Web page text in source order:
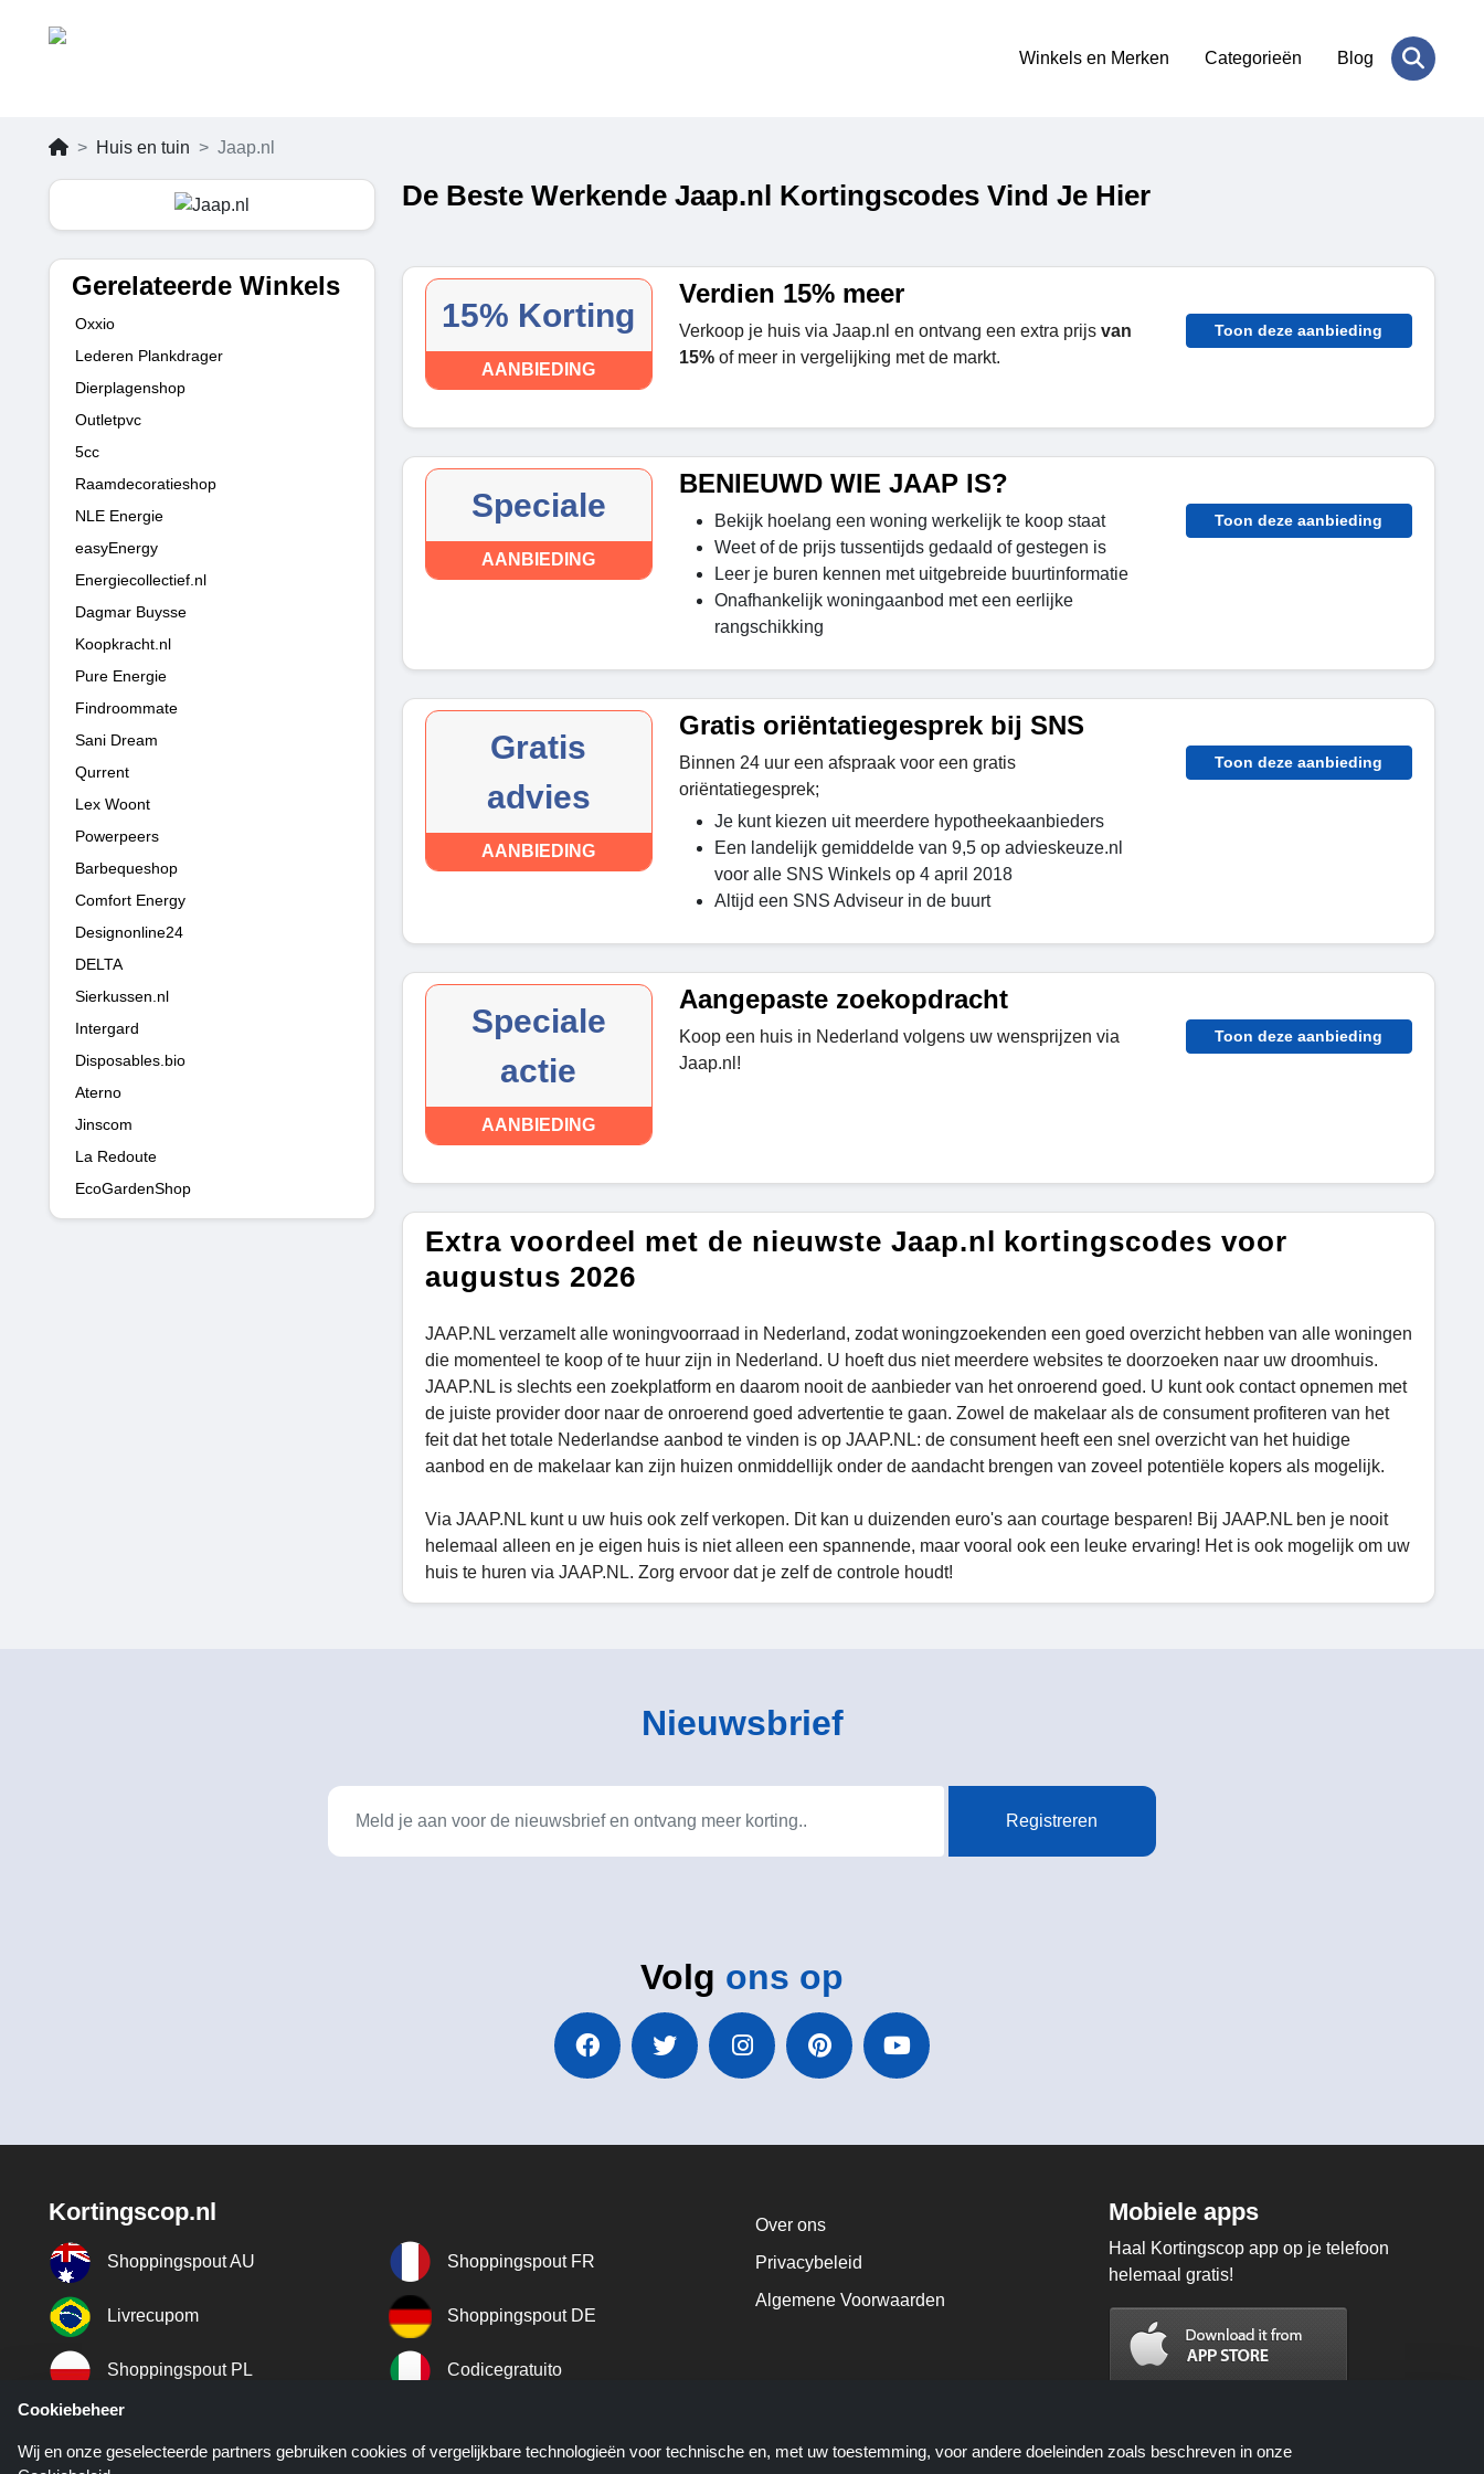
Winkels en Merken Categorieën Blog
Huis en tuin Jaap.nl
Gerelateerde Winkels
Oxxio
Lederen Plankdrager
Dierplagenshop
Outletpvc
5cc
Raamdecoratieshop
NLE Energie
easyEnergy
Energiecollectief.nl
Dagmar Buysse
Koopkracht.nl
Pure Energie
Findroommate
Sani Dream
Qurrent
Lex Woont
Powerpeers
Barbequeshop
Comfort Energy
Designonline24
DELTA
Sierkussen.nl
Intergard
Disposables.bio
Aterno
Jinscom
La Redoute
EcoGardenShop
De Beste Werkende Jaap.nl Kortingscodes Vind Je Hier
15% Korting
AANBIEDING
Verdien 15% meer
Verkoop je huis via Jaap.nl en ontvang een extra prijsvan
15% of meer in vergelijking met de markt.
Toon deze aanbieding
Speciale
AANBIEDING
BENIEUWD WIE JAAP IS?
Bekijk hoelang een woning werkelijk te koop staat
Weet of de prijs tussentijds gedaald of gestegen is
Leer je buren kennen met uitgebreide buurtinformatie
Onafhankelijk woningaanbod met een eerlijke
rangschikking
Toon deze aanbieding
Gratis
advies
AANBIEDING
Gratis oriëntatiegesprek bij SNS
Binnen 24 uur een afspraak voor een gratis
oriëntatiegesprek;
Je kunt kiezen uit meerdere hypotheekaanbieders
Een landelijk gemiddelde van 9,5 op advieskeuze.nl
voor alle SNS Winkels op 4 april 2018
Altijd een SNS Adviseur in de buurt
Toon deze aanbieding
Speciale
actie
AANBIEDING
Aangepaste zoekopdracht
Koop een huis in Nederland volgens uw wensprijzen via
Jaap.nl!
Toon deze aanbieding
Extra voordeel met de nieuwste Jaap.nl kortingscodes voor
augustus 2026
JAAP.NL verzamelt alle woningvoorraad in Nederland, zodat woningzoekenden een goed overzicht hebben van alle woningen
die momenteel te koop of te huur zijn in Nederland. U hoeft dus niet meerdere websites te doorzoeken naar uw droomhuis.
JAAP.NL is slechts een zoekplatform en daarom nooit de aanbieder van het onroerend goed. U kunt ook contact opnemen met
de juiste provider door naar de onroerend goed advertentie te gaan. Zowel de makelaar als de consument profiteren van het
feit dat het totale Nederlandse aanbod te vinden is op JAAP.NL: de consument heeft een snel overzicht van het huidige
aanbod en de makelaar kan zijn huizen onmiddellijk onder de aandacht brengen van zoveel potentiële kopers als mogelijk.
Via JAAP.NL kunt u uw huis ook zelf verkopen. Dit kan u duizenden euro's aan courtage besparen! Bij JAAP.NL ben je nooit
helemaal alleen en je eigen huis is niet alleen een spannende, maar vooral ook een leuke ervaring! Het is ook mogelijk om uw
huis te huren via JAAP.NL. Zorg ervoor dat je zelf de controle houdt!
Nieuwsbrief
Registreren
Volg ons op
Kortingscop.nl
Shoppingspout AU Shoppingspout FR
Livrecupom Shoppingspout DE
Shoppingspout PL Codicegratuito
Over ons
Privacybeleid
Algemene Voorwaarden
Mobiele apps
Haal Kortingscop app op je telefoon
helemaal gratis!
Cookiebeheer
Wij en onze geselecteerde partners gebruiken cookies of vergelijkbare technologieën voor technische en, met uw toestemming, voor andere doeleinden zoals beschreven in onze